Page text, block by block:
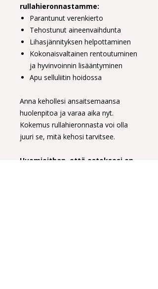
rullahieronnastamme:
Parantunut verenkierto
Tehostunut aineenvaihdunta
Lihasjännityksen helpottaminen
Kokonaisvaltainen rentoutuminen
ja hyvinvoinnin lisääntyminen
Apu selluliitin hoidossa
Anna kehollesi ansaitsemaansa
huolenpitoa ja varaa aika nyt.
Kokemus rullahieronnasta voi olla
juuri se, mitä kehosi tarvitsee.
Huomioithan, että ostoksesi on